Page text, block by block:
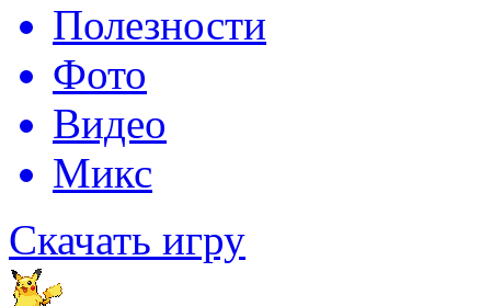
Полезности
Фото
Видео
Микс
Скачать игру